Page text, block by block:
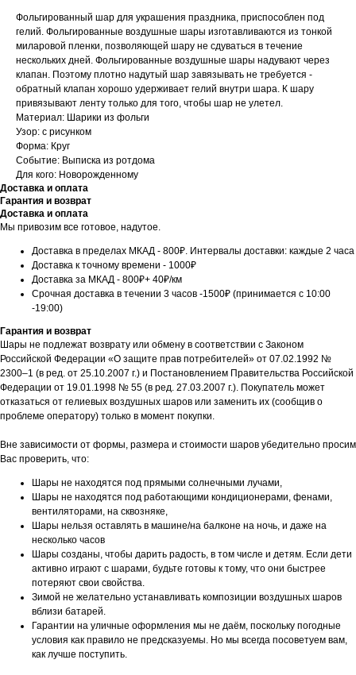
Фольгированный шар для украшения праздника, приспособлен под
гелий. Фольгированные воздушные шары изготавливаются из тонкой
миларовой пленки, позволяющей шару не сдуваться в течение
нескольких дней. Фольгированные воздушные шары надувают через
клапан. Поэтому плотно надутый шар завязывать не требуется -
обратный клапан хорошо удерживает гелий внутри шара. К шару
привязывают ленту только для того, чтобы шар не улетел.
Материал: Шарики из фольги
Узор: с рисунком
Форма: Круг
Событие: Выписка из ротдома
Для кого: Новорожденному
Доставка и оплата
Гарантия и возврат
Доставка и оплата
Мы привозим все готовое, надутое.
Доставка в пределах МКАД - 800₽. Интервалы доставки: каждые 2 часа
Доставка к точному времени - 1000₽
Доставка за МКАД - 800₽+ 40₽/км
Срочная доставка в течении 3 часов -1500₽ (принимается с 10:00
-19:00)
Гарантия и возврат
Шары не подлежат возврату или обмену в соответствии с Законом
Российской Федерации «О защите прав потребителей» от 07.02.1992 №
2300–1 (в ред. от 25.10.2007 г.) и Постановлением Правительства Российской
Федерации от 19.01.1998 № 55 (в ред. 27.03.2007 г.). Покупатель может
отказаться от гелиевых воздушных шаров или заменить их (сообщив о
проблеме оператору) только в момент покупки.
Вне зависимости от формы, размера и стоимости шаров убедительно просим
Вас проверить, что:
Шары не находятся под прямыми солнечными лучами,
Шары не находятся под работающими кондиционерами, фенами,
вентиляторами, на сквозняке,
Шары нельзя оставлять в машине/на балконе на ночь, и даже на
несколько часов
Шары созданы, чтобы дарить радость, в том числе и детям. Если дети
активно играют с шарами, будьте готовы к тому, что они быстрее
потеряют свои свойства.
Зимой не желательно устанавливать композиции воздушных шаров
вблизи батарей.
Гарантии на уличные оформления мы не даём, поскольку погодные
условия как правило не предсказуемы. Но мы всегда посоветуем вам,
как лучше поступить.